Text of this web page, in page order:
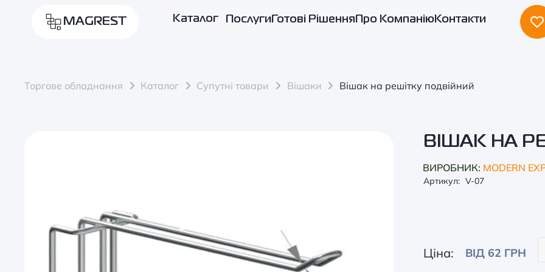
MAGREST Каталог ПослугиГотові Рішення Про КомпаніюКонтакти
Торгове обладнання Каталог Супутні товари Вішаки Вішак на решітку подвійний
ВІШАК НА
ВИРОБНИК: MODERN
Артикул: V-07
Ціна: ВІД 62 ГРН